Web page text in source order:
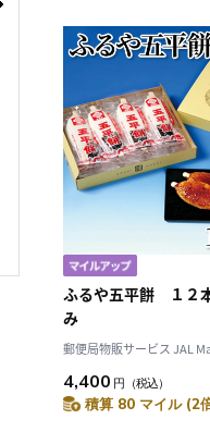
月 火 水 木
1 2 3 4
8 9 10
14 15 16 17
21 22 23 24 25
28 29 30
ふるや五平餅 １２
み
郵便局物販サービス JAL
4,400 円 （税込）
積算 80 マイル (2